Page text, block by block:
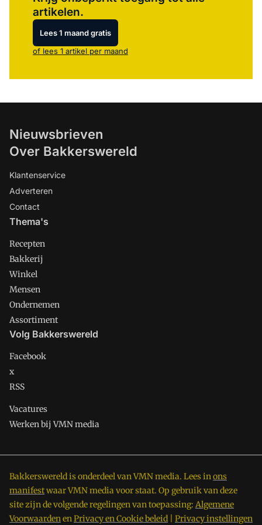
artikelen.
Lees 1 maand gratis
of lees 1 artikel per maand
Nieuwsbrieven
Over Bakkerswereld
Klantenservice
Adverteren
Contact
Thema's
Recepten
Bakkerij
Winkel
Mensen
Ondernemen
Assortiment
Volg Bakkerswereld
Facebook
x
RSS
Vacatures
Werken bij VMN media
Bakkerswereld is onderdeel van VMN media. Lees inons
manifestwaar VMN media voor staat. Op gebruik van deze
site zijn de volgende regelingen van toepassing: Algemene
VoorwaardenenPrivacy en Cookie beleid Privacy instellingen